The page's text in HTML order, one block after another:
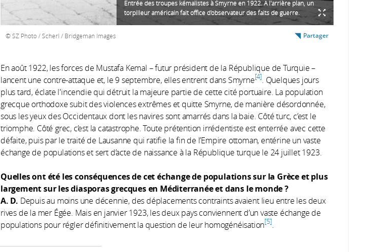
Entrée des troupes kémalistes à Smyrne en 1922. A l'arrière plan, un
torpilleur américain fait office d'observateur des faits de guerre.
SZ Photo / Scherl / Bridgeman Images Partager
En août 1922, les forces de Mustafa Kemal – futur président de la République de Turquie –
lancent une contre-attaque et, le 9 septembre, elles entrent dans Smyrne 4
. Quelques jours
plus tard, éclate l'incendie qui détruit la majeure partie de cette cité portuaire. La population
grecque orthodoxe subit des violences extrêmes et quitte Smyrne, de manière désordonnée,
sous les yeux des Occidentaux dont les navires sont amarrés dans la baie. Côté turc, c’est le
triomphe. Côté grec, c’est la catastrophe. Toute prétention irrédentiste est enterrée avec cette
défaite, puis par le traité de Lausanne qui ratifie la fin de l’Empire ottoman, entérine un vaste
échange de populations et sert d’acte de naissance à la République turque le 24 juillet 1923.
Quelles ont été les conséquences de cet échange de populations sur la Grèce et plus
largement sur les diasporas grecques en Méditerranée et dans le monde ?
A. D. Depuis au moins une décennie, des déplacements contraints avaient lieu entre les deux
rives de la mer Égée. Mais en janvier 1923, les deux pays conviennent d’un vaste échange de
populations pour régler définitivement la question de leur homogénéisation 5